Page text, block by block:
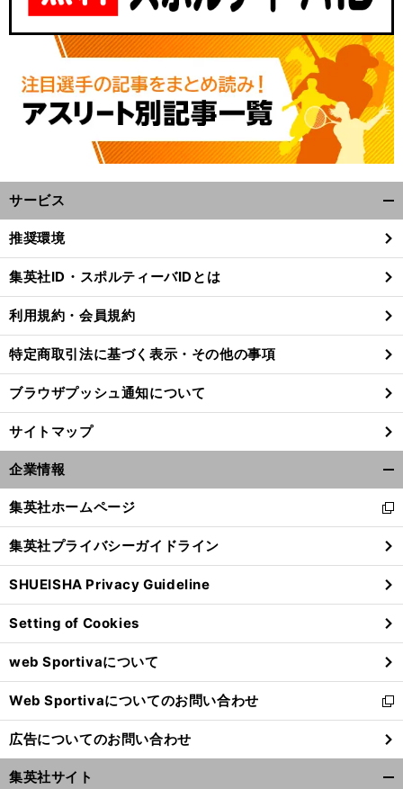
サービス
閉
る
推奨環境
集英社ID・スポルティーバIDとは
利用規約・会員規約
特定商取引法に基づく表示・その他の事項
ブラウザプッシュ通知について
サイトマップ
企業情報
閉
る
集英社ホームページ
新
し
い
ウ
ィ
ン
ド
ウ
で
開
く
集英社プライバシーガイドライン
SHUEISHA Privacy Guideline
Setting of Cookies
web Sportivaについて
Web Sportivaについてのお問い合わせ
新
し
い
ウ
ィ
広告についてのお問い合わせ
集英社サイト